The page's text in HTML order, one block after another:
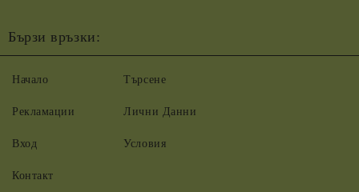
Бързи връзки:
Начало
Рекламации
Вход
Контакт
Търсене
Лични Данни
Условия